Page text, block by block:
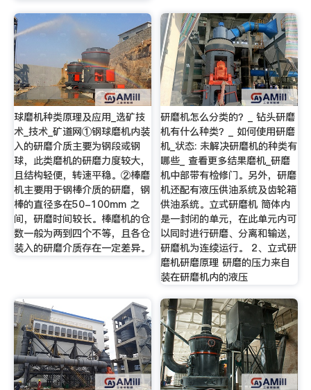
球磨机种类原理及应用_选矿技
术_技术_矿道网①钢球磨机内装
入的研磨介质主要为钢段或钢
球，此类磨机的研磨力度较大，
且结构轻便，转速平稳。②棒磨
机主要用于钢棒介质的研磨，钢
棒的直径多在50-100mm 之
间，研磨时间较长。棒磨机的仓
数一般为两到四个不等，且各仓
装入的研磨介质存在一定差异。
研磨机怎么分类的？_ 钻头研磨
机有什么种类？_ 如何使用研磨
机_状态: 未解决研磨机的种类有
哪些_ 查看更多结果磨机_研磨
机中部带有检修门。另外，研磨
机还配有液压供油系统及齿轮箱
供油系统。立式研磨机 筒体内
是一封闭的单元，在此单元内可
以同时进行研磨、分离和输送，
研磨机为连续运行。 2、立式研
磨机研磨原理 研磨的压力来自
装在研磨机内的液压